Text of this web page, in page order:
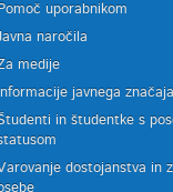
Pomoč uporabnikom
naročila
medije
Informacije javnega značaja
in študentke s
dostojanstva in